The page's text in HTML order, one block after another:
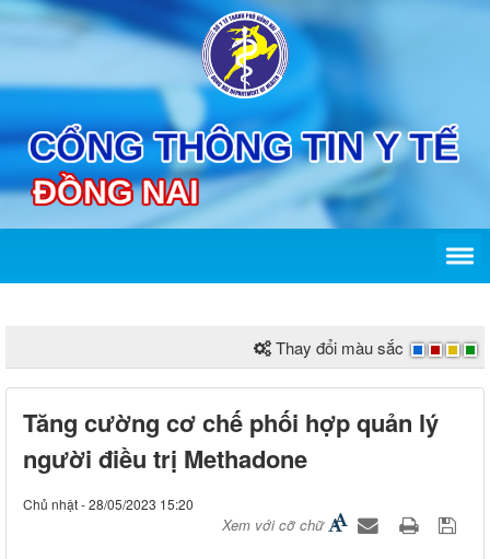
Thay đổi màu sắc
Tăng cường cơ chế phối hợp quản lý
người điều trị Methadone
Chủ nhật - 28/05/2023 15:20
Xem với cỡ chữ